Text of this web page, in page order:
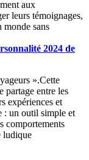
aux
leurs témoignages,
monde sans
2024 de
».Cette
partage entre les
expériences et
: un outil simple et
comportements
ludique